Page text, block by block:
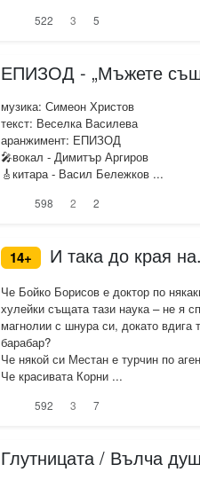
522 3 5
ЕПИЗОД - „Мъжете
музика: Симеон Христов
текст: Веселка Василева
аранжимент: ЕПИЗОД
🎤вокал - Димитър Аргиров
🎸китара - Васил Бележков ...
598 2 2
14+ И така до края
Че Бойко Борисов е доктор по
хулейки същата тази наука – не я
магнолии с шнура си, докато вдига
барабар?
Че някой си Местан е турчин по
Че красивата Корни ...
592 3 7
Глутницата / Вълча